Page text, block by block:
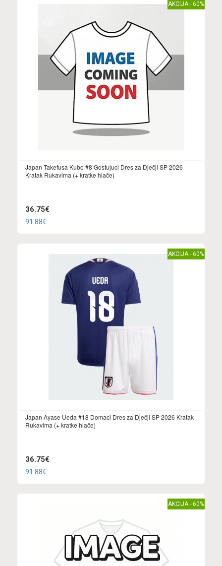
AKCIJA - 60%
Japan Takefusa Kubo #8 Gostujuci Dres za Dječji SP 2026
Kratak Rukavima (+ kratke hlače)
36.75€
91.88€
AKCIJA - 60%
Japan Ayase Ueda #18 Domaci Dres za Dječji SP 2026 Kratak
Rukavima (+ kratke hlače)
36.75€
91.88€
AKCIJA - 60%